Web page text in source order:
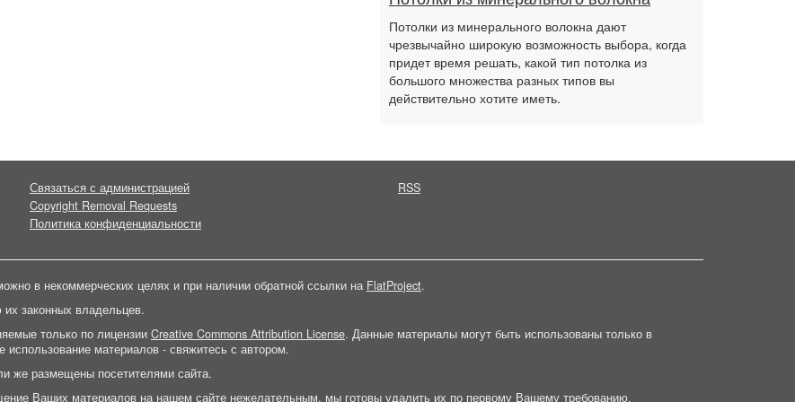
Потолки из минерального волокна дают
чрезвычайно широкую возможность выбора, когда
придет время решать, какой тип потолка из
большого множества разных типов вы
действительно хотите иметь.
Связаться с администрацией
Copyright Removal Requests
Политика конфиденциальности
RSS
в некоммерческих целях и при наличии обратной ссылки на FlatProject.
законных владельцев.
только по лицензии Creative Commons Attribution License. Данные материалы могут быть использованы только в
материалов - свяжитесь с автором.
же размещены посетителями сайта.
Ваших материалов на нашем сайте нежелательным, мы готовы удалить их по первому Вашему требованию.